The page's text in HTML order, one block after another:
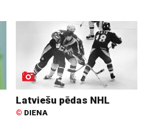
Latviešu pēdas NHL
© DIENA